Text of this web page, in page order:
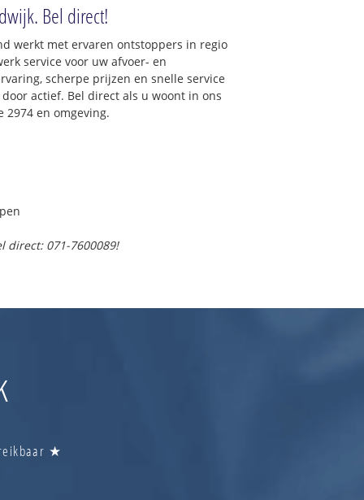
Bel direct!
werkt met ervaren ontstoppers in regio
service voor uw afvoer- en
scherpe prijzen en snelle service
actief. Bel direct als u woont in ons
2974 en omgeving.
direct: 071-7600089!
★